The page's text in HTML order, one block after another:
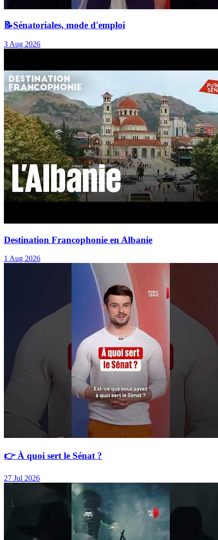
📝Sénatoriales, mode d'emploi
3 Aug 2026
Destination Francophonie en Albanie
1 Aug 2026
👉 À quoi sert le Sénat ?
27 Jul 2026